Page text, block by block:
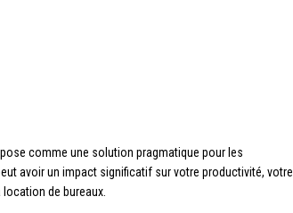
comme une solution pragmatique pour les
avoir un impact significatif sur votre productivité, votre
de bureaux.